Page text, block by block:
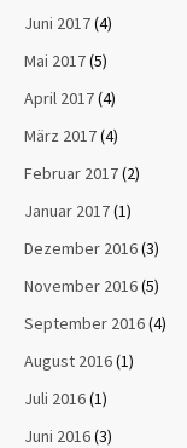
Juni 2017(4)
Mai 2017(5)
April 2017(4)
März 2017(4)
Februar 2017(2)
Januar 2017(1)
Dezember 2016(3)
November 2016(5)
September 2016(4)
August 2016(1)
Juli 2016(1)
Juni 2016(3)